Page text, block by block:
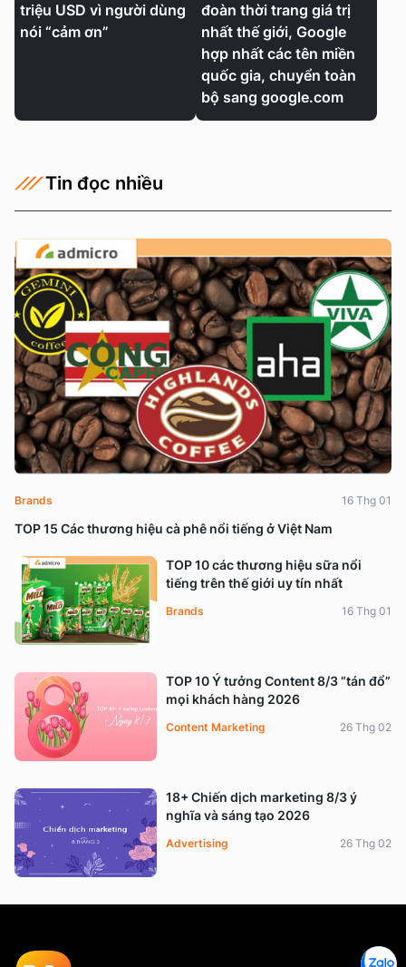
triệu USD vì người dùng
nói “cảm ơn”
đoàn thời trang giá trị
nhất thế giới, Google
hợp nhất các tên miền
quốc gia, chuyển toàn
bộ sang google.com
Tin đọc nhiều
TOP 15 Các thương hiệu cà phê nổi tiếng ở Việt Nam
Brands 16 Thg 01
TOP 10 các thương hiệu sữa nổi
tiếng trên thế giới uy tín nhất
Brands 16 Thg 01
TOP 10 Ý tưởng Content 8/3 “tán đổ”
mọi khách hàng 2026
Content Marketing 26 Thg 02
18+ Chiến dịch marketing 8/3 ý
nghĩa và sáng tạo 2026
Advertising 26 Thg 02